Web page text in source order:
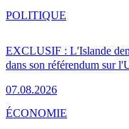
EXCLUSIF : L'Islande
dans son référendum sur
07.08.2026
POLITIQUE
ÉCONOMIE